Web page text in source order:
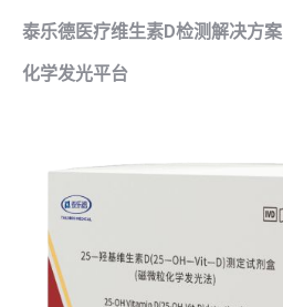
泰乐德医疗维生素D检测解决方案
化学发光平台